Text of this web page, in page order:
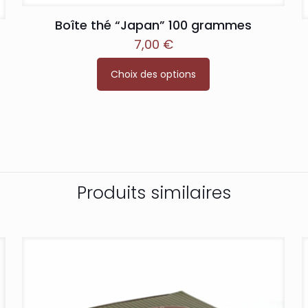
Boîte thé “Japan” 100 grammes
7,00 €
Choix des options
produit
peuvent
être
Produits similaires